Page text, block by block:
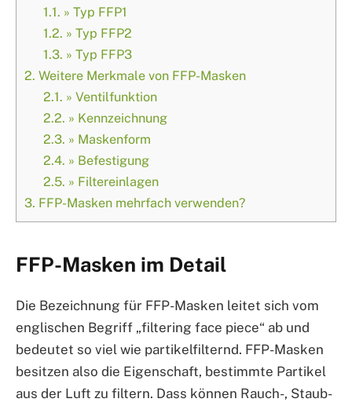
1.1. » Typ FFP1
1.2. » Typ FFP2
1.3. » Typ FFP3
2. Weitere Merkmale von FFP-Masken
2.1. » Ventilfunktion
2.2. » Kennzeichnung
2.3. » Maskenform
2.4. » Befestigung
2.5. » Filtereinlagen
3. FFP-Masken mehrfach verwenden?
FFP-Masken im Detail
Die Bezeichnung für FFP-Masken leitet sich vom
englischen Begriff „filtering face piece“ ab und
bedeutet so viel wie partikelfilternd. FFP-Masken
besitzen also die Eigenschaft, bestimmte Partikel
aus der Luft zu filtern. Dass können Rauch-, Staub-